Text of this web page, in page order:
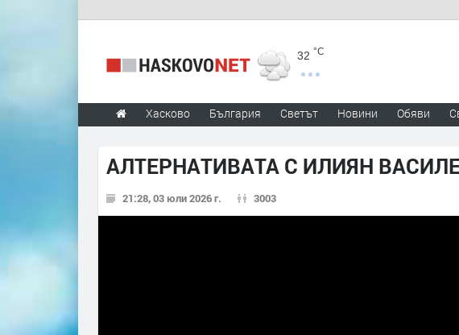
32 °C
Хасково България Светът Новини Обяви
АЛТЕРНАТИВАТА С ИЛИЯН
21:28, 03 юли 2026 г. 3003